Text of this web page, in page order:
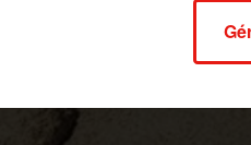
Modelo MX